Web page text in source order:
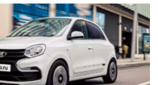
если бы «АвтоВАЗ» все-таки
в этом или следующем году…